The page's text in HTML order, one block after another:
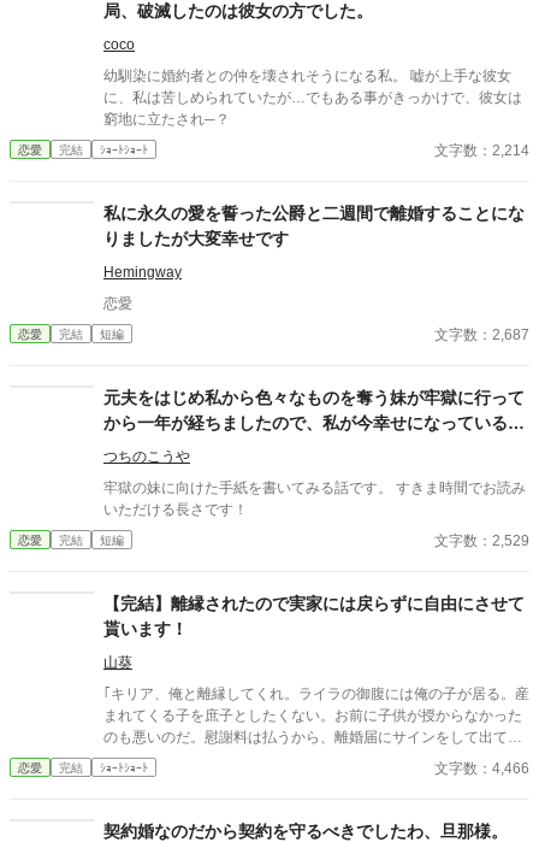
局、破滅したのは彼女の方でした。
coco
幼馴染に婚約者との仲を壊されそうになる私。 嘘が上手な彼女
に、私は苦しめられていたが…でもある事がきっかけで、彼女は
窮地に立たされ─？
恋愛 完結 ｼｮｰﾄｼｮｰﾄ 文字数：2,214
私に永久の愛を誓った公爵と二週間で離婚することにな
りましたが大変幸せです
Hemingway
恋愛
恋愛 完結 短編 文字数：2,687
元夫をはじめ私から色々なものを奪う妹が牢獄に行って
から一年が経ちましたので、私が今幸せになっている手
紙でも送ろうかしら
つちのこうや
牢獄の妹に向けた手紙を書いてみる話です。 すきま時間でお読み
いただける長さです！
恋愛 完結 短編 文字数：2,529
【完結】離縁されたので実家には戻らずに自由にさせて
貰います！
山葵
｢キリア、俺と離縁してくれ。ライラの御腹には俺の子が居る。産
まれてくる子を庶子としたくない。お前に子供が授からなかった
のも悪いのだ。慰謝料は払うから、離婚届にサインをして出て行
ってくれ！｣ 夫のカイロは、自分の横にライラさんを座らせ、向
かいに座る私に離婚届を差し出した。
恋愛 完結 ｼｮｰﾄｼｮｰﾄ 文字数：4,466
契約婚なのだから契約を守るべきでしたわ、旦那様。